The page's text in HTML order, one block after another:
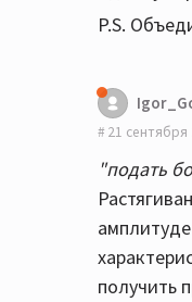
P.S.
21 сентября
"подать
получить